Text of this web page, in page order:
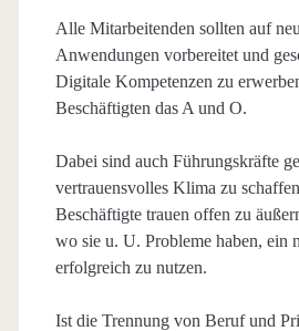
Alle Mitarbeitenden sollten auf
Anwendungen vorbereitet und
Digitale Kompetenzen zu
Beschäftigten das A und O.
Dabei sind auch Führungskräfte
vertrauensvolles Klima zu
Beschäftigte trauen offen zu
wo sie u. U. Probleme haben, ein
erfolgreich zu nutzen.
Ist die Trennung von Beruf und